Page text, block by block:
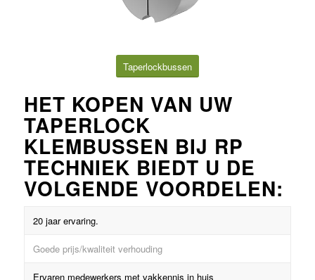
Taperlockbussen
HET KOPEN VAN UW
TAPERLOCK
KLEMBUSSEN BIJ RP
TECHNIEK BIEDT U DE
VOLGENDE VOORDELEN:
20 jaar ervaring.
Goede prijs/kwaliteit verhouding
Ervaren medewerkers met vakkennis in huis